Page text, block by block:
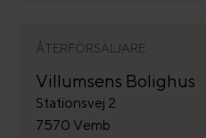
ÅTERFÖRSÄLJARE
Villumsens Bolighus
Stationsvej 2
7570 Vemb